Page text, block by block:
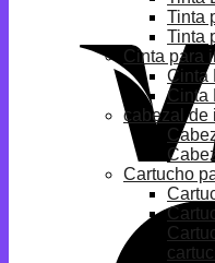
Tinta
Tinta
Cinta para
Cinta
Cinta
cabezal de
Cartucho